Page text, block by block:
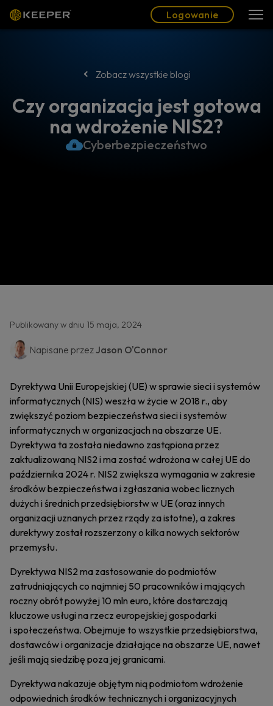
Logowanie
Zobacz wszystkie blogi
Czy organizacja jest gotowa
na wdrożenie NIS2?
Cyberbezpieczeństwo
Publikowany w dniu 15 maja, 2024
Napisane przezJason O'Connor
Dyrektywa Unii Europejskiej (UE) w sprawie sieci i systemów
informatycznych (NIS) weszła w życie w 2018 r., aby
zwiększyć poziom bezpieczeństwa sieci i systemów
informatycznych w organizacjach na obszarze UE.
Dyrektywa ta została niedawno zastąpiona przez
zaktualizowaną NIS2 i ma zostać wdrożona w całej UE do
października 2024 r. NIS2 zwiększa wymagania w zakresie
środków bezpieczeństwa i zgłaszania wobec licznych
dużych i średnich przedsiębiorstw w UE (oraz innych
organizacji uznanych przez rządy za istotne), a zakres
durektywy został rozszerzony o kilka nowych sektorów
przemysłu.
Dyrektywa NIS2 ma zastosowanie do podmiotów
zatrudniających co najmniej 50 pracowników i mających
roczny obrót powyżej 10 mln euro, które dostarczają
kluczowe usługi na rzecz europejskiej gospodarki
i społeczeństwa. Obejmuje to wszystkie przedsiębiorstwa,
dostawców i organizacje działające na obszarze UE, nawet
jeśli mają siedzibę poza jej granicami.
Dyrektywa nakazuje objętym nią podmiotom wdrożenie
odpowiednich środków technicznych i organizacyjnych